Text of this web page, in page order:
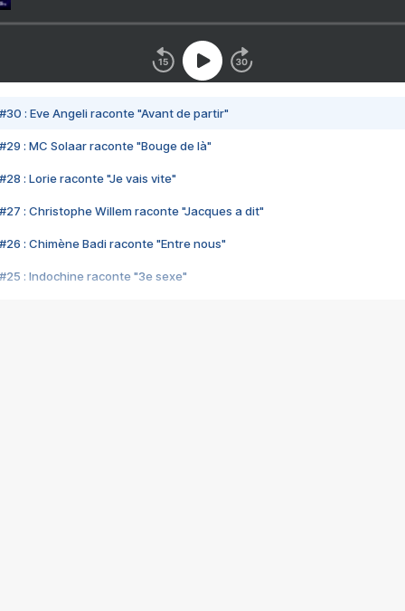
#30 : Eve Angeli raconte "Avant de partir"
#29 : MC Solaar raconte "Bouge de là"
#28 : Lorie raconte "Je vais vite"
#27 : Christophe Willem raconte "Jacques a dit"
#26 : Chimène Badi raconte "Entre nous"
#25 : Indochine raconte "3e sexe"